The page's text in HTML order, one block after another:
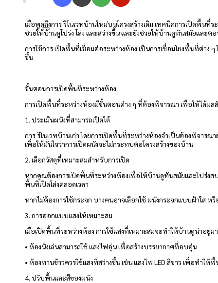
เมื่อพูดถึงการ รีโนเวทบ้านใหม่บนโครงสร้างเดิม เทคนิคการเปิดพื้น
ช่วยให้บ้านดูโปร่ง โล่ง และสว่างขึ้น และยังช่วยให้บ้านดูทันสมัยและ
การใช้การ เปิดพื้นที่เชื่อมต่อระหว่างห้อง เป็นการเชื่อมโยงพื้นที่ต่าง
ขึ้น
ขั้นตอนการเปิดพื้นที่ระหว่างห้อง
การเปิดพื้นที่ระหว่างห้องมีขั้นตอนต่าง ๆ ที่ต้องพิจารณา เพื่อให้ได้ผลลั
1. ประเมินผนังที่สามารถเปิดได้
การ รีโนเวทบ้านเก่า โดยการเปิดพื้นที่ระหว่างห้องจำเป็นต้องพิจาร
เพื่อให้มั่นใจว่าการเปิดผนังจะไม่กระทบต่อโครงสร้างของบ้าน
2. เลือกวัสดุที่เหมาะสมสำหรับการเปิด
หากคุณต้องการเปิดพื้นที่ระหว่างห้องเพื่อให้บ้านดูทันสมัยและโปร่งส
พื้นที่เปิดโล่งตลอดเวลา
หากไม่ต้องการใช้กระจก บางคนอาจเลือกใช้ ผนังกระจกแบบฝ้าใส
3. การออกแบบแสงให้เหมาะสม
เมื่อเปิดพื้นที่ระหว่างห้อง การใช้แสงที่เหมาะสมจะทำให้บ้านดูน่าอยู่
• ห้องนั่งเล่นสามารถใช้ แสงไฟอุ่น เพื่อสร้างบรรยากาศที่อบอุ่น
• ห้องทานข้าวควรใช้แสงที่สว่างขึ้น เช่น แสงไฟ LED สีขาว เพื่อทำ
4. ปรับพื้นและสีของผนัง